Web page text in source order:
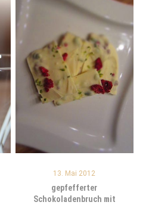
13. Mai 2012
gepfefferter
Schokoladenbruch mit